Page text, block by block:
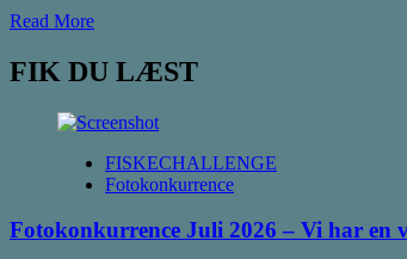
Read MoreRead
about
2020
Flot
til
Phillip
FIK DU LÆST
FISKECHALLENGE
Fotokonkurrence
Fotokonkurrence Juli 2026 – Vi har en